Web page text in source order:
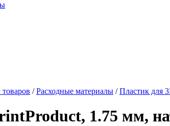
товаров /Расходные материалы /Пластик для
1.75 мм,